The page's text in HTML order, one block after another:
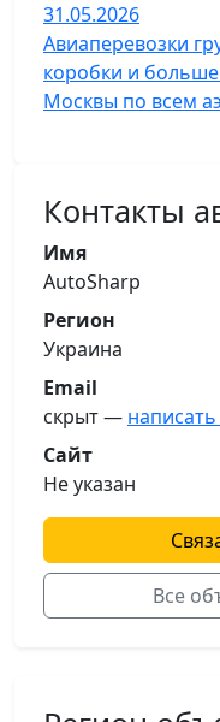
31.05.2026
Авиаперевозки
коробки и
Москвы по всем
Контакты
Имя
AutoSharp
Регион
Украина
Email
скрыт —
Сайт
Не указан
Все